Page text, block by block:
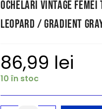
Ochelari Vintage
Leopard / Gradient
86,99 lei
10 în stoc